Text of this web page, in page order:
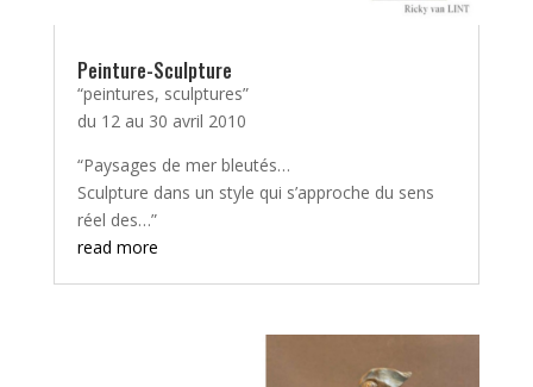
Peinture-Sculpture
“peintures, sculptures”
du 12 au 30 avril 2010
“Paysages de mer bleutés…
Sculpture dans un style qui s’approche du sens
réel des…”
read more